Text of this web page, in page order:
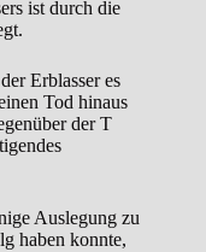
ist durch die
Erblasser es
Tod hinaus
der T
Auslegung zu
haben konnte,